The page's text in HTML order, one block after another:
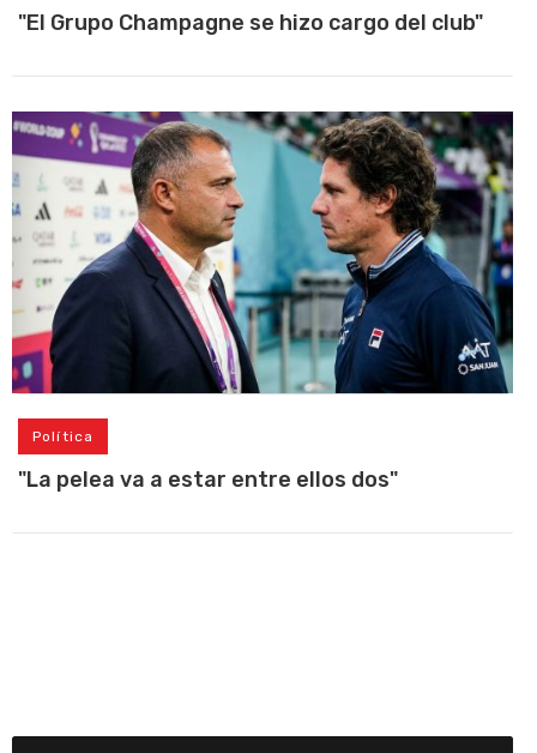
"El Grupo Champagne se hizo cargo del club"
Política
"La pelea va a estar entre ellos dos"